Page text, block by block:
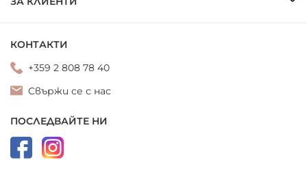
КОНТАКТИ
+359 2 808 78 40
Свържи се с нас
ПОСЛЕДВАЙТЕ НИ